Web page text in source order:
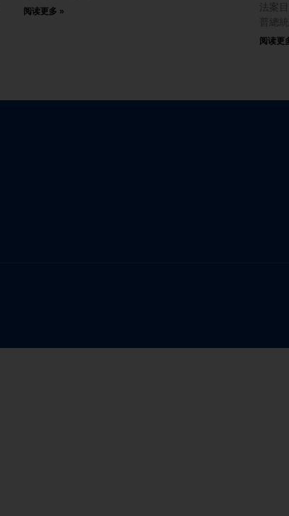
阅读更多 »
法案
普總
阅读更